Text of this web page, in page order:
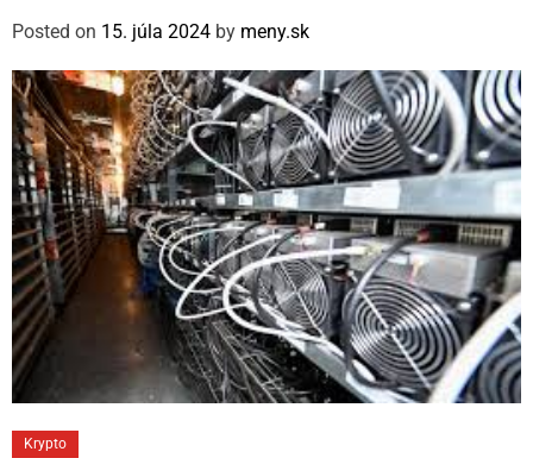
o
r
i
e
s
Posted on 15. júla 2024 by meny.sk
Krypto